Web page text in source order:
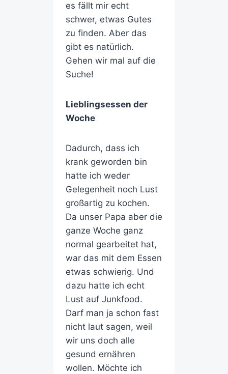
es fällt mir echt
schwer, etwas Gutes
zu finden. Aber das
gibt es natürlich.
Gehen wir mal auf die
Suche!
Lieblingsessen der
Woche
Dadurch, dass ich
krank geworden bin
hatte ich weder
Gelegenheit noch Lust
großartig zu kochen.
Da unser Papa aber die
ganze Woche ganz
normal gearbeitet hat,
war das mit dem Essen
etwas schwierig. Und
dazu hatte ich echt
Lust auf Junkfood.
Darf man ja schon fast
nicht laut sagen, weil
wir uns doch alle
gesund ernähren
wollen. Möchte ich